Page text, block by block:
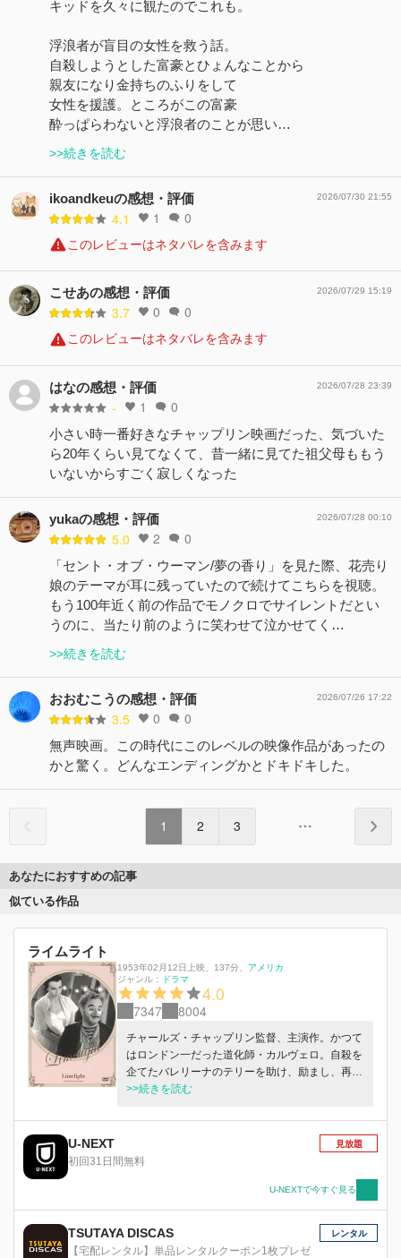
キッドを久々に観たのでこれも。
浮浪者が盲目の女性を救う話。
自殺しようとした富豪とひょんなことから
親友になり金持ちのふりをして
女性を援護。ところがこの富豪
酔っぱらわないと浮浪者のことが思い…
>>続きを読む
ikoandkeuの感想・評価
4.1 1 0
2026/07/30 21:55
このレビューはネタバレを含みます
こせあの感想・評価
3.7 0 0
2026/07/29 15:19
このレビューはネタバレを含みます
はなの感想・評価
- 1 0
2026/07/28 23:39
小さい時一番好きなチャップリン映画だった、気づいた
ら20年くらい見てなくて、昔一緒に見てた祖父母ももう
いないからすごく寂しくなった
yukaの感想・評価
5.0 2 0
2026/07/28 00:10
「セント・オブ・ウーマン/夢の香り」を見た際、花売り
娘のテーマが耳に残っていたので続けてこちらを視聴。
もう100年近く前の作品でモノクロでサイレントだとい
うのに、当たり前のように笑わせて泣かせてく…
>>続きを読む
おおむこうの感想・評価
3.5 0 0
2026/07/26 17:22
無声映画。この時代にこのレベルの映像作品があったの
かと驚く。どんなエンディングかとドキドキした。
1 2 3
あなたにおすすめの記事
似ている作品
ライムライト
1953年02月12日上映 137分
アメリカ
ジャンル：
ドラマ
4.0
7347 8004
チャールズ・チャップリン監督、主演作。かつて
はロンドン一だった道化師・カルヴェロ。自殺を
企てたバレリーナのテリーを助け、励まし、再び
舞台へ戻すが……。年の差ある男女が織りなす感
>>続きを読む
U-NEXT
初回31日間無料
見放題
U-NEXTで今すぐ見る
TSUTAYA DISCAS
【宅配レンタル】単品レンタルクーポン1枚プレゼ
レンタル